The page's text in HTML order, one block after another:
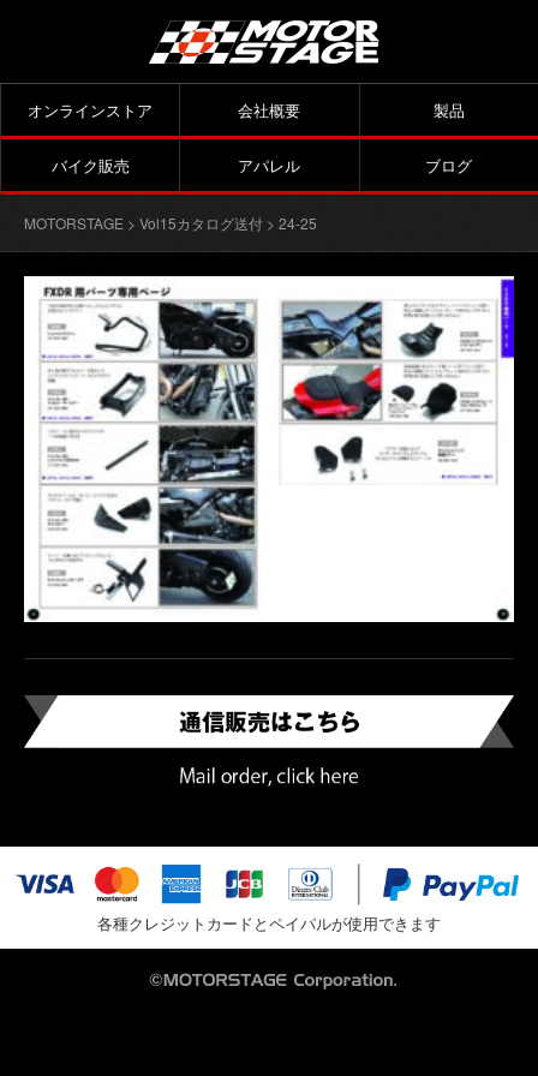
オンラインストア 会社概要 製品
バイク販売 アパレル ブログ
MOTORSTAGE > Vol15カタログ送付 > 24-25
各種クレジットカードとペイパルが使用できます